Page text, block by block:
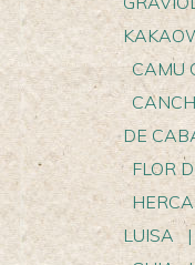
CAMU
DE
FLOR
LUISA |